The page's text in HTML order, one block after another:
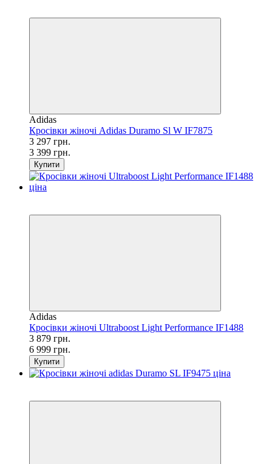
Adidas
Кросівки жіночі Adidas Duramo Sl W IF7875
3 297 грн.
3 399 грн.
Купити
Adidas
Кросівки жіночі Ultraboost Light Performance IF1488
3 879 грн.
6 999 грн.
Купити